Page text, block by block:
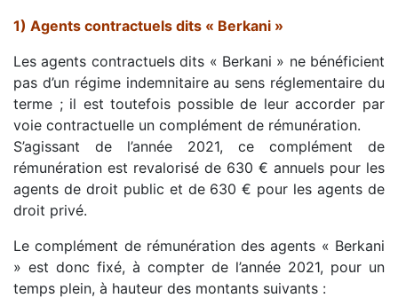
1) Agents contractuels dits « Berkani »
Les agents contractuels dits « Berkani » ne bénéficient
pas d’un régime indemnitaire au sens réglementaire du
terme ; il est toutefois possible de leur accorder par
voie contractuelle un complément de rémunération.
S’agissant de l’année 2021, ce complément de
rémunération est revalorisé de 630 € annuels pour les
agents de droit public et de 630 € pour les agents de
droit privé.
Le complément de rémunération des agents « Berkani
» est donc fixé, à compter de l’année 2021, pour un
temps plein, à hauteur des montants suivants :